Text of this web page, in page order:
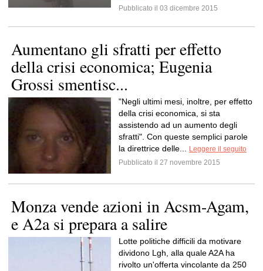
Pubblicato il 03 dicembre 2015
Aumentano gli sfratti per effetto
della crisi economica; Eugenia
Grossi smentisc...
"Negli ultimi mesi, inoltre, per effetto
della crisi economica, si sta
assistendo ad un aumento degli
sfratti". Con queste semplici parole
la direttrice delle...
Leggere il seguito
Pubblicato il 27 novembre 2015
Monza vende azioni in Acsm-Agam,
e A2a si prepara a salire
Lotte politiche difficili da motivare
dividono Lgh, alla quale A2A ha
rivolto un'offerta vincolante da 250